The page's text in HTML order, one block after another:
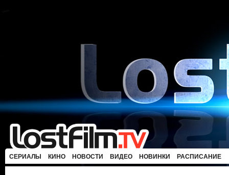
СЕРИАЛЫ КИНО НОВОСТИ ВИДЕО НОВИНКИ РАСПИСАНИЕ